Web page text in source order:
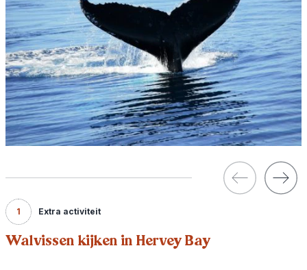
1 Extra activiteit
Walvissen kijken in Hervey Bay